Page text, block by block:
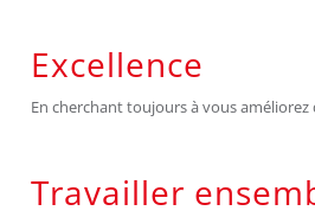
Excellence
En cherchant toujours à vous
Travailler